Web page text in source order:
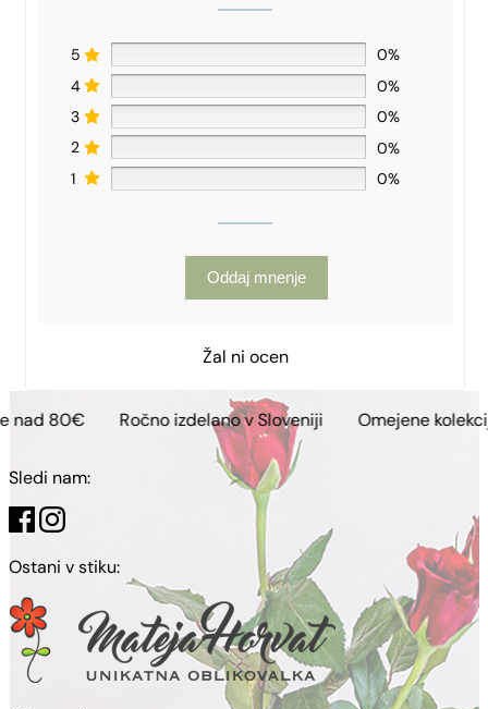
5
0%
4
0%
3
0%
2
0%
1
0%
Oddaj mnenje
Žal ni ocen
Ročno izdelano v Sloveniji Omejene kolekcije
Sledi nam:
Ostani v stiku: